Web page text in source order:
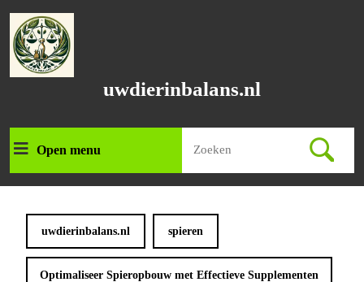
naar
inhoud
uwdierinbalans.nl
Open menuOpen
menu
naar:
uwdierinbalans.nl spieren
Optimaliseer Spieropbouw met Effectieve Supplementen